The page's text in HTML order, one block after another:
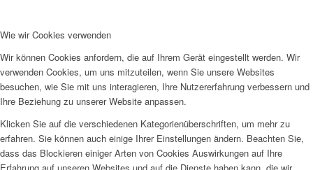
Wie wir Cookies verwenden
Wir können Cookies anfordern, die auf Ihrem Gerät eingestellt werden. Wir
verwenden Cookies, um uns mitzuteilen, wenn Sie unsere Websites
besuchen, wie Sie mit uns interagieren, Ihre Nutzererfahrung verbessern und
Ihre Beziehung zu unserer Website anpassen.
Klicken Sie auf die verschiedenen Kategorienüberschriften, um mehr zu
erfahren. Sie können auch einige Ihrer Einstellungen ändern. Beachten Sie,
dass das Blockieren einiger Arten von Cookies Auswirkungen auf Ihre